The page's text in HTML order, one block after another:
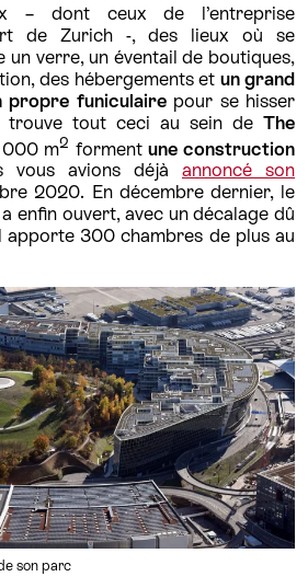
– dont ceux de l’entreprise
de Zurich -, des lieux où se
verre, un éventail de boutiques,
des hébergements et un grand
propre funiculairepour se hisser
trouve tout ceci au sein de The
000 m2 formentune construction
vous avions déjà annoncé son
2020. En décembre dernier, le
enfin ouvert, avec un décalage dû
apporte 300 chambres de plus au
son parc